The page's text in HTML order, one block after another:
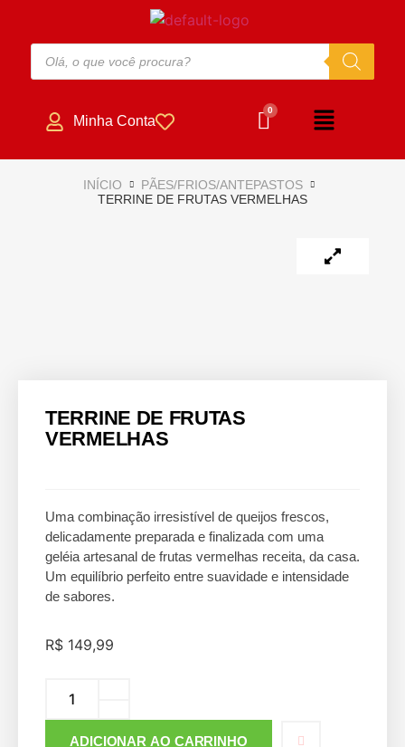
Minha Conta
INÍCIO
PÃES/FRIOS/ANTEPASTOS
TERRINE DE FRUTAS VERMELHAS
TERRINE DE FRUTAS
VERMELHAS
Uma combinação irresistível de queijos frescos,
delicadamente preparada e finalizada com uma
geléia artesanal de frutas vermelhas receita, da casa.
Um equilíbrio perfeito entre suavidade e intensidade
de sabores.
R$ 149,99
ADICIONAR AO CARRINHO